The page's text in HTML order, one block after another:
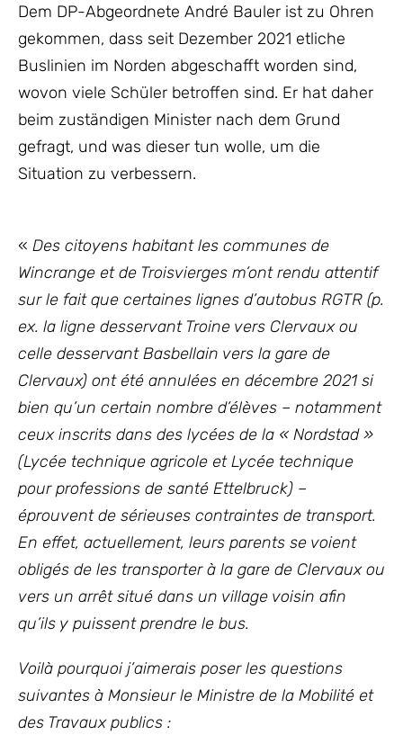
Dem DP-Abgeordnete André Bauler ist zu Ohren
gekommen, dass seit Dezember 2021 etliche
Buslinien im Norden abgeschafft worden sind,
wovon viele Schüler betroffen sind. Er hat daher
beim zuständigen Minister nach dem Grund
gefragt, und was dieser tun wolle, um die
Situation zu verbessern.
« Des citoyens habitant les communes de
Wincrange et de Troisvierges m’ont rendu attentif
sur le fait que certaines lignes d’autobus RGTR (p.
ex. la ligne desservant Troine vers Clervaux ou
celle desservant Basbellain vers la gare de
Clervaux) ont été annulées en décembre 2021 si
bien qu’un certain nombre d’élèves – notamment
ceux inscrits dans des lycées de la « Nordstad »
(Lycée technique agricole et Lycée technique
pour professions de santé Ettelbruck) –
éprouvent de sérieuses contraintes de transport.
En effet, actuellement, leurs parents se voient
obligés de les transporter à la gare de Clervaux ou
vers un arrêt situé dans un village voisin afin
qu’ils y puissent prendre le bus.
Voilà pourquoi j’aimerais poser les questions
suivantes à Monsieur le Ministre de la Mobilité et
des Travaux publics :